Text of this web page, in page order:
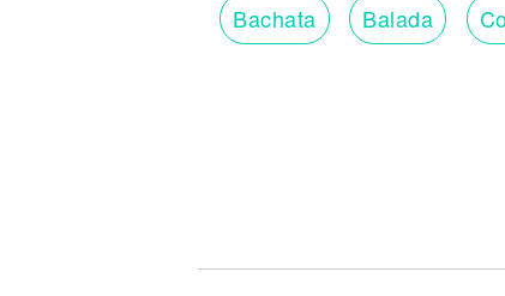
Bachata Balada